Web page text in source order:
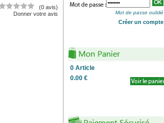
(0 avis)
Donner votre avis
Mot de passe oublié
Créer un compte
0 Article
0.00 €